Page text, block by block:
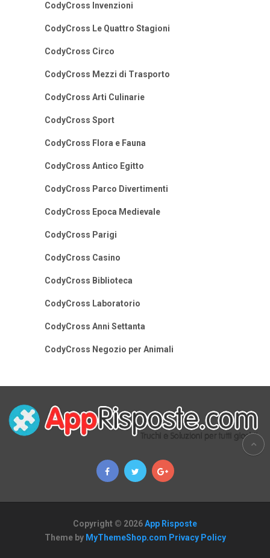
CodyCross Invenzioni
CodyCross Le Quattro Stagioni
CodyCross Circo
CodyCross Mezzi di Trasporto
CodyCross Arti Culinarie
CodyCross Sport
CodyCross Flora e Fauna
CodyCross Antico Egitto
CodyCross Parco Divertimenti
CodyCross Epoca Medievale
CodyCross Parigi
CodyCross Casino
CodyCross Biblioteca
CodyCross Laboratorio
CodyCross Anni Settanta
CodyCross Negozio per Animali
Copyright © 2026App Risposte
Theme by MyThemeShop.com Privacy Policy